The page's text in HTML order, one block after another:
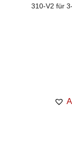
310-V2 für